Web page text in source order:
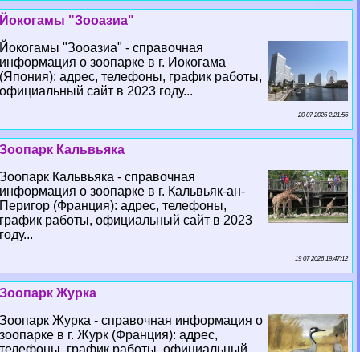
Йокогамы "Зооазиа"
Йокогамы "Зооазиа" - справочная
информация о зоопарке в г. Иокогама
(Япония): адрес, телефоны, график работы,
официальный сайт в 2023 году...
20 07 2026 2:21:56
Зоопарк Кальвьяка
Зоопарк Кальвьяка - справочная
информация о зоопарке в г. Кальвьяк-ан-
Перигор (Франция): адрес, телефоны,
график работы, официальный сайт в 2023
году...
19 07 2026 19:47:12
Зоопарк Журка
Зоопарк Журка - справочная информация о
зоопарке в г. Журк (Франция): адрес,